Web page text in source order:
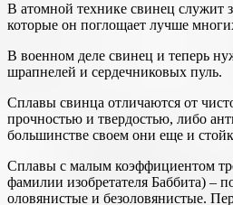
В атомной технике свинец служит
которые он поглощает лучше
В военном деле свинец и теперь
шрапнелей и сердечниковых пуль.
Сплавы свинца отличаются от
прочностью и твердостью, либо
большинстве своем они еще и
Сплавы с малым коэффициентом
фамилии изобретателя Баббита) –
оловянистые и безоловянистые.